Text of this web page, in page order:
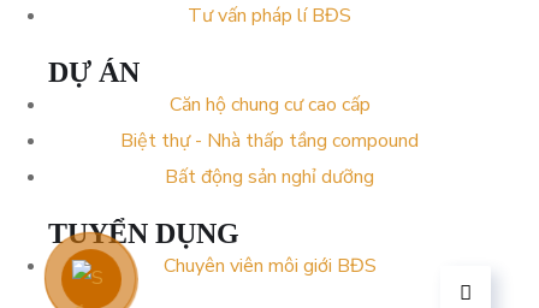
Tư vấn pháp lí BĐS
DỰ ÁN
Căn hộ chung cư cao cấp
Biệt thự - Nhà thấp tầng compound
Bất động sản nghỉ dưỡng
TUYỂN DỤNG
Chuyên viên môi giới BĐS